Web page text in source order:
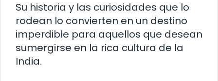
Su historia y las curiosidades que lo
rodean lo convierten en un destino
imperdible para aquellos que desean
sumergirse en la rica cultura de la
India.